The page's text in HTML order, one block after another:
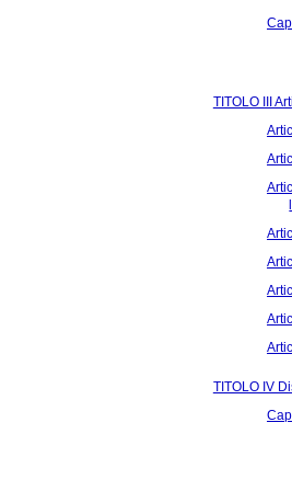
TITOLO III
TITOLO IV